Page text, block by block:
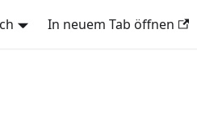
In neuem Tab öffnen